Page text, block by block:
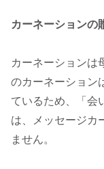
カーネーションの
カーネーションは
のカーネーション
ているため、「会
は、メッセージカ
ません。